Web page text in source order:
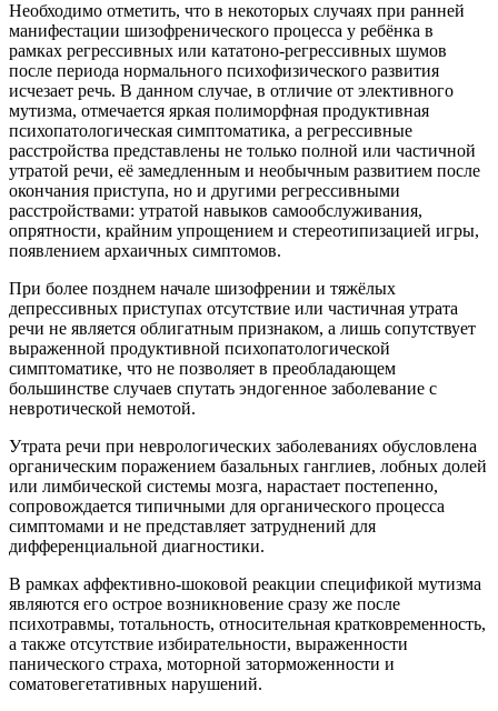
Необходимо отметить, что в некоторых случаях при ранней
манифестации шизофренического процесса у ребёнка в
рамках регрессивных или кататоно-регрессивных шумов
после периода нормального психофизического развития
исчезает речь. В данном случае, в отличие от элективного
мутизма, отмечается яркая полиморфная продуктивная
психопатологическая симптоматика, а регрессивные
расстройства представлены не только полной или частичной
утратой речи, её замедленным и необычным развитием после
окончания приступа, но и другими регрессивными
расстройствами: утратой навыков самообслуживания,
опрятности, крайним упрощением и стереотипизацией игры,
появлением архаичных симптомов.
При более позднем начале шизофрении и тяжёлых
депрессивных приступах отсутствие или частичная утрата
речи не является облигатным признаком, а лишь сопутствует
выраженной продуктивной психопатологической
симптоматике, что не позволяет в преобладающем
большинстве случаев спутать эндогенное заболевание с
невротической немотой.
Утрата речи при неврологических заболеваниях обусловлена
органическим поражением базальных ганглиев, лобных долей
или лимбической системы мозга, нарастает постепенно,
сопровождается типичными для органического процесса
симптомами и не представляет затруднений для
дифференциальной диагностики.
В рамках аффективно-шоковой реакции спецификой мутизма
являются его острое возникновение сразу же после
психотравмы, тотальность, относительная кратковременность,
а также отсутствие избирательности, выраженности
панического страха, моторной заторможенности и
соматовегетативных нарушений.